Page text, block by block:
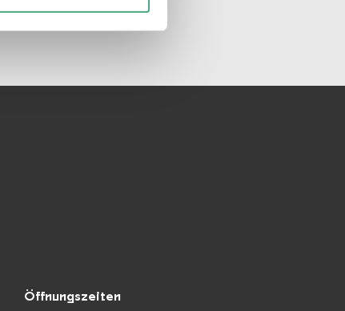
Öffnungszeiten